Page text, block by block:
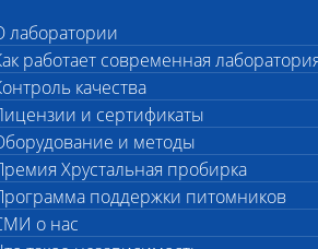
ШАНС БИО
ветеринарная лаборатория
лаборатории
работает современная
качества
и сертификаты
и методы
Хрустальная пробирка
поддержки питомников
о нас